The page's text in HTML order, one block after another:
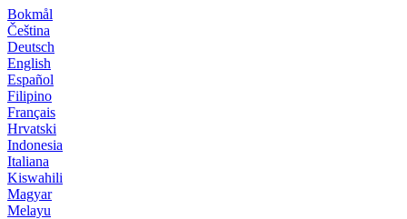
Bokmål
Čeština
Deutsch
English
Español
Filipino
Français
Hrvatski
Indonesia
Italiana
Kiswahili
Magyar
Melayu